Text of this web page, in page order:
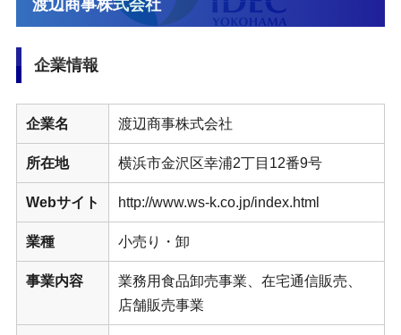
渡辺商事株式会社
企業情報
企業名 渡辺商事株式会社
所在地 横浜市金沢区幸浦2丁目12番9号
Webサイト http://www.ws-k.co.jp/index.html
業種 小売り・卸
事業内容
業務用食品卸売事業、在宅通信販売、
店舗販売事業